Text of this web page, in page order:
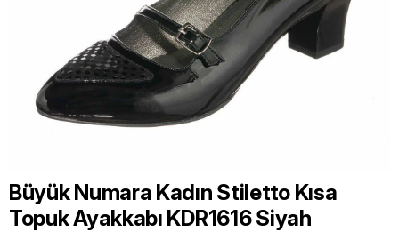
Büyük Numara Kadın Stiletto Kısa
Topuk Ayakkabı KDR1616 Siyah